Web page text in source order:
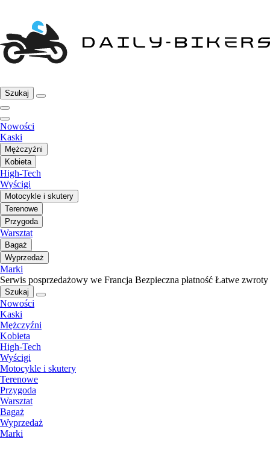
Szukaj
Nowości
Kaski
Mężczyźni
Kobieta
High-Tech
Wyścigi
Motocykle i skutery
Terenowe
Przygoda
Warsztat
Bagaż
Wyprzedaż
Marki
Serwis posprzedażowy we Francja Bezpieczna płatność Łatwe zwroty
Szukaj
Nowości
Kaski
Mężczyźni
Kobieta
High-Tech
Wyścigi
Motocykle i skutery
Terenowe
Przygoda
Warsztat
Bagaż
Wyprzedaż
Marki